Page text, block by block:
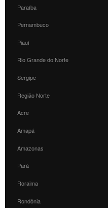
Paraíba
Pernambuco
Piauí
Rio Grande do Norte
Sergipe
Região Norte
Acre
Amapá
Amazonas
Pará
Roraima
Rondônia